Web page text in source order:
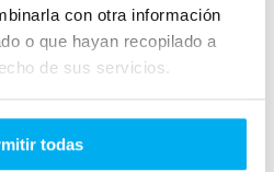
con otra información
o que hayan recopilado a
de sus servicios.
todas
carrocería de 2,69
con muchas opciones
adaptarse a los gustos
el caso de la unidad de
paquete especial